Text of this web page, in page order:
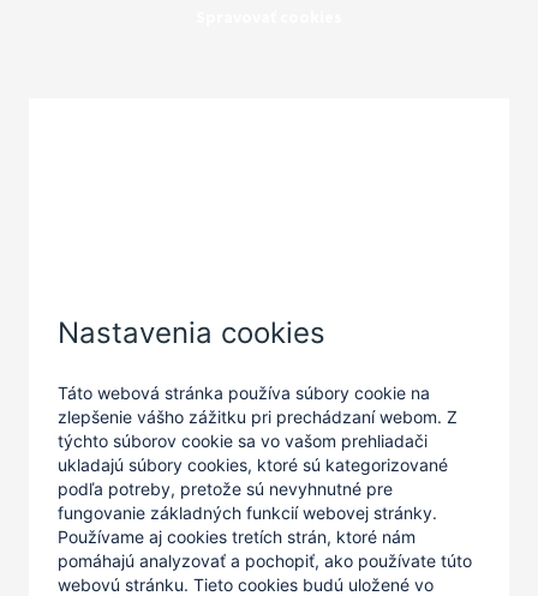
Nastavenia cookies
Táto webová stránka používa súbory cookie na
zlepšenie vášho zážitku pri prechádzaní webom. Z
týchto súborov cookie sa vo vašom prehliadači
ukladajú súbory cookies, ktoré sú kategorizované
podľa potreby, pretože sú nevyhnutné pre
fungovanie základných funkcií webovej stránky.
Používame aj cookies tretích strán, ktoré nám
pomáhajú analyzovať a pochopiť, ako používate túto
webovú stránku. Tieto cookies budú uložené vo